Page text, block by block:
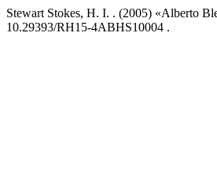
Stewart Stokes, H. I. . (2005) «Alberto
10.29393/RH15-4ABHS10004 .